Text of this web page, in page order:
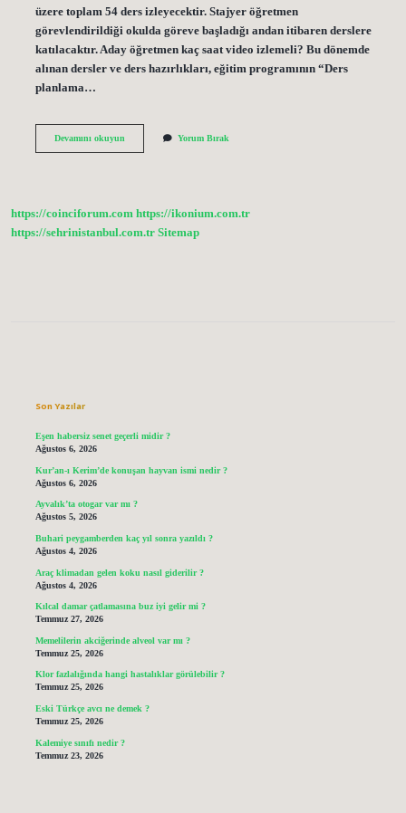
üzere toplam 54 ders izleyecektir. Stajyer öğretmen
görevlendirildiği okulda göreve başladığı andan itibaren derslere
katılacaktır. Aday öğretmen kaç saat video izlemeli? Bu dönemde
alınan dersler ve ders hazırlıkları, eğitim programının “Ders
planlama…
Devamını okuyunAday
Yorum Bırak
https://coinciforum.com https://ikonium.com.tr
https://sehrinistanbul.com.tr Sitemap
Son Yazılar
Eşen habersiz senet geçerli midir ?
Ağustos 6, 2026
Kur’an-ı Kerim’de konuşan hayvan ismi nedir ?
Ağustos 6, 2026
Ayvalık’ta otogar var mı ?
Ağustos 5, 2026
Buhari peygamberden kaç yıl sonra yazıldı ?
Ağustos 4, 2026
Araç klimadan gelen koku nasıl giderilir ?
Ağustos 4, 2026
Kılcal damar çatlamasına buz iyi gelir mi ?
Temmuz 27, 2026
Memelilerin akciğerinde alveol var mı ?
Temmuz 25, 2026
Klor fazlalığında hangi hastalıklar görülebilir ?
Temmuz 25, 2026
Eski Türkçe avcı ne demek ?
Temmuz 25, 2026
Kalemiye sınıfı nedir ?
Temmuz 23, 2026